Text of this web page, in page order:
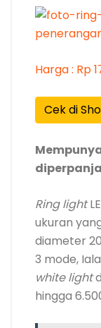
Harga : Rp
Cek di
Ring light
ukuran
diameter
3 mode,
white light
hingga